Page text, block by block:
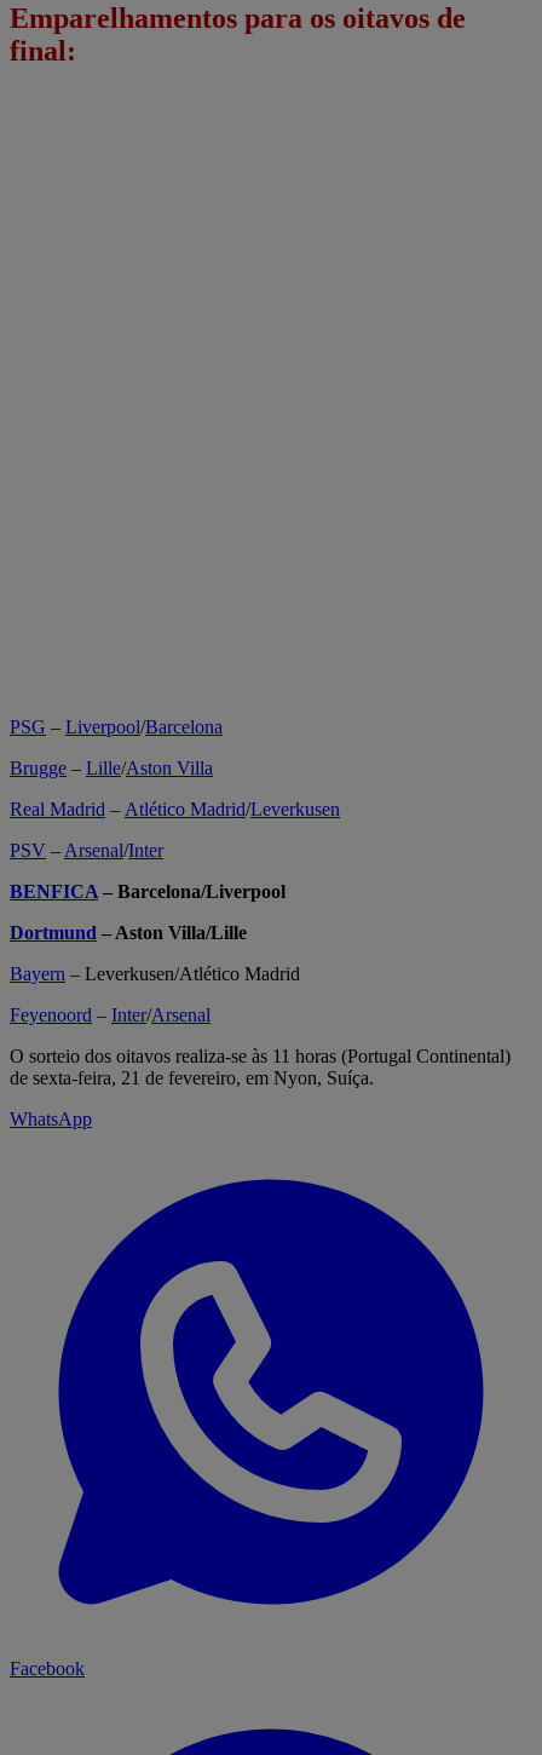
Emparelhamentos para os oitavos de
final:
PSG – Liverpool/Barcelona
Brugge – Lille/Aston Villa
Real Madrid – Atlético Madrid/Leverkusen
PSV – Arsenal/Inter
BENFICA – Barcelona/Liverpool
Dortmund – Aston Villa/Lille
Bayern – Leverkusen/Atlético Madrid
Feyenoord – Inter/Arsenal
O sorteio dos oitavos realiza-se às 11 horas (Portugal Continental)
de sexta-feira, 21 de fevereiro, em Nyon, Suíça.
WhatsApp
Facebook